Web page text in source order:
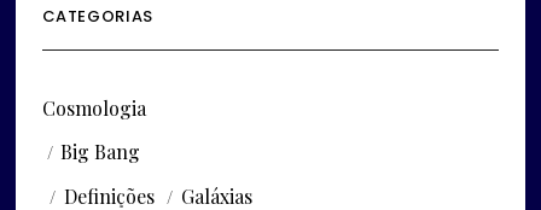
CATEGORIAS
Cosmologia
Big Bang
Definições
Galáxias